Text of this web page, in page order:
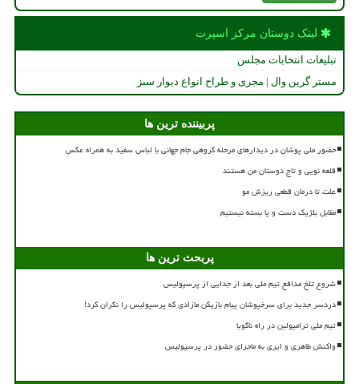
لینک دوستان مركز اسپرت
تبلیغات انتخابات مجلس
مستر گرین وال | مجری و طراح انواع دیوار سبز
پربیننده ترین ها
حضور ملی پوشان در دیدارهای مرحله گروهی جام جهانی با لباس سفید به همراه عکس
قلعه نویی و تاج دوستان من هستند
علت تا درمان قطعی ریزش مو
مقابل بلژیک دست و پا بسته نیستیم
پربحث ترین ها
شروع تلخ مدافع تیم ملی بعد از جدایی از پرسپولیس
دردسر جدید برای سرخپوشان پیام بازیکن مازادی که پرسپولیس را نگران کرد!
تیم ملی ترامپولین در راه ناگویا
واکنش طاهری و ایری به ماجرای حضور در پرسپولیس